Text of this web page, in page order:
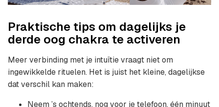
Praktische tips om dagelijks je
derde oog chakra te activeren
Meer verbinding met je intuïtie vraagt niet om
ingewikkelde rituelen. Het is juist het kleine, dagelijkse
dat verschil kan maken:
Neem ’s ochtends, nog voor je telefoon, één minuut